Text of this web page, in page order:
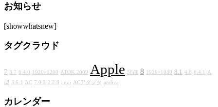
カ
ブ
お知らせ
[showwhatsnew]
タグクラウド
7 3.7 6.4.0 1920×1200 ATOK 2009 Apple 56歳 8 1920×1080 8.1 4.8 6.4.1
A
型 3.6.1 AC 7.0.3 2.2.8 amp ACアダプタ andrea
カレンダー